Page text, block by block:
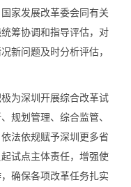
家发展改革委会同有关
筹协调和指导评估，对
新问题及时分析评估，
为深圳开展综合改革试
规划管理、综合监管、
法依规赋予深圳更多省
试点主体责任，增强使
确保各项改革任务扎实